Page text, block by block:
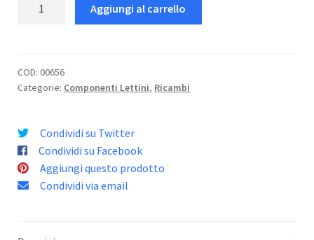
B
Dx
Aggiungi al carrello
COD: 00656
Categorie: Componenti Lettini, Ricambi
Condividi su Twitter
Condividi su Facebook
Aggiungi questo prodotto
Condividi via email